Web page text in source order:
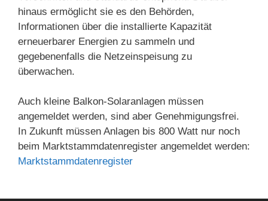
hinaus ermöglicht sie es den Behörden,
Informationen über die installierte Kapazität
erneuerbarer Energien zu sammeln und
gegebenenfalls die Netzeinspeisung zu
überwachen.
Auch kleine Balkon-Solaranlagen müssen
angemeldet werden, sind aber Genehmigungsfrei.
In Zukunft müssen Anlagen bis 800 Watt nur noch
beim Marktstammdatenregister angemeldet werden:
Marktstammdatenregister